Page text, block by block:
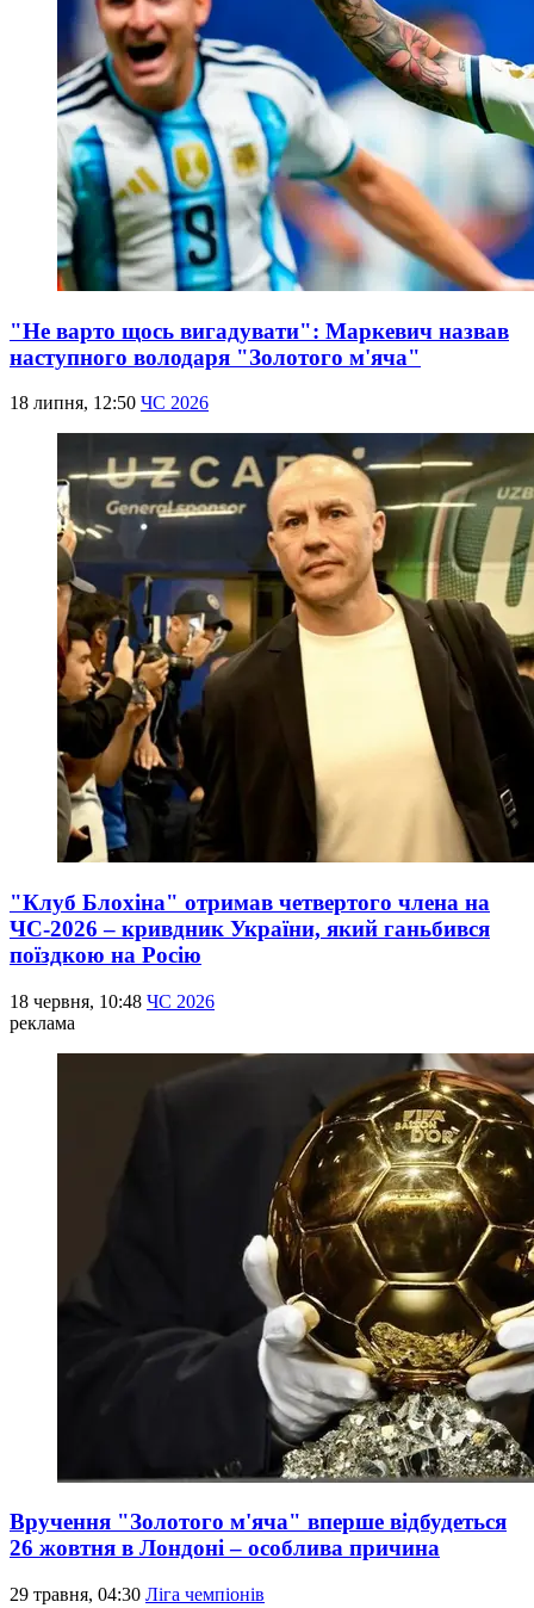
"Не варто щось вигадувати": Маркевич назвав
наступного володаря "Золотого м'яча"
18 липня, 12:50 ЧС 2026
"Клуб Блохіна" отримав четвертого члена на
ЧС-2026 – кривдник України, який ганьбився
поїздкою на Росію
18 червня, 10:48 ЧС 2026
реклама
Вручення "Золотого м'яча" вперше відбудеться
26 жовтня в Лондоні – особлива причина
29 травня, 04:30 Ліга чемпіонів